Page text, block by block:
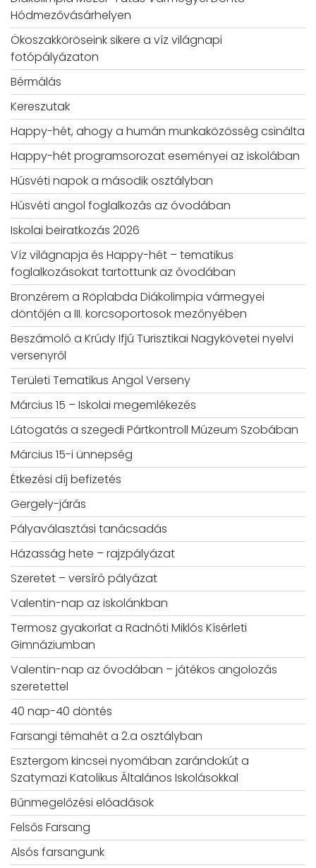
Hódmezővásárhelyen
Ökoszakköröseink sikere a víz világnapi
fotópályázaton
Bérmálás
Kereszutak
Happy-hét, ahogy a humán munkaközösség csinálta
Happy-hét programsorozat eseményei az iskolában
Húsvéti napok a második osztályban
Húsvéti angol foglalkozás az óvodában
Iskolai beiratkozás 2026
Víz világnapja és Happy-hét – tematikus
foglalkozásokat tartottunk az óvodában
Bronzérem a Röplabda Diákolimpia vármegyei
döntőjén a III. korcsoportosok mezőnyében
Beszámoló a Krúdy Ifjú Turisztikai Nagykövetei nyelvi
versenyről
Területi Tematikus Angol Verseny
Március 15 – Iskolai megemlékezés
Látogatás a szegedi Pártkontroll Múzeum Szobában
Március 15-i ünnepség
Étkezési díj befizetés
Gergely-járás
Pályaválasztási tanácsadás
Házasság hete – rajzpályázat
Szeretet – versíró pályázat
Valentin-nap az iskolánkban
Termosz gyakorlat a Radnóti Miklós Kísérleti
Gimnáziumban
Valentin-nap az óvodában – játékos angolozás
szeretettel
40 nap-40 döntés
Farsangi témahét a 2.a osztályban
Esztergom kincsei nyomában zarándokút a
Szatymazi Katolikus Általános Iskolásokkal
Bűnmegelőzési előadások
Felsős Farsang
Alsós farsangunk